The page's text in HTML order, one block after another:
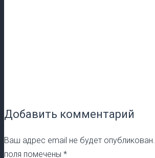
Добавить комментарий
Ваш адрес email не будет опубликован.
поля помечены *